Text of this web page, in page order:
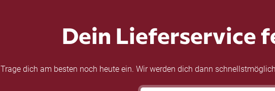
Dein Lieferservice
Trage dich am besten noch heute ein. Wir werden dich dann